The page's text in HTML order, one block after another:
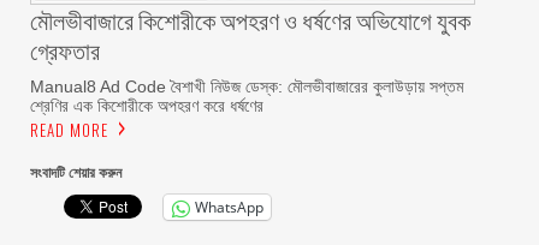
মৌলভীবাজারে কিশোরীকে অপহরণ ও ধর্ষণের অভিযোগে যুবক
গ্রেফতার
Manual8 Ad Code বৈশাখী নিউজ ডেস্ক: মৌলভীবাজারের কুলাউড়ায় সপ্তম
শ্রেণির এক কিশোরীকে অপহরণ করে ধর্ষণের
READ MORE
সংবাদটি শেয়ার করুন
WhatsApp